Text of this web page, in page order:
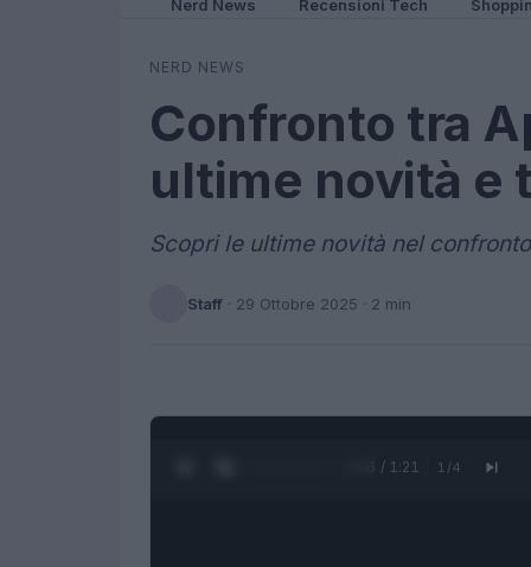
Nerd News Recensioni Tech
NERD NEWS
Confronto tra
ultime novità e
Scopri le ultime novità nel
Staff · 29 Ottobre 2025 · 2 min
0:27 / 1:21 1 /4